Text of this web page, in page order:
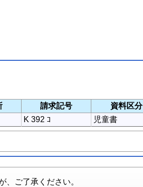
請求記号 資料区分
K 392 ｺ 児童書
ご了承ください。